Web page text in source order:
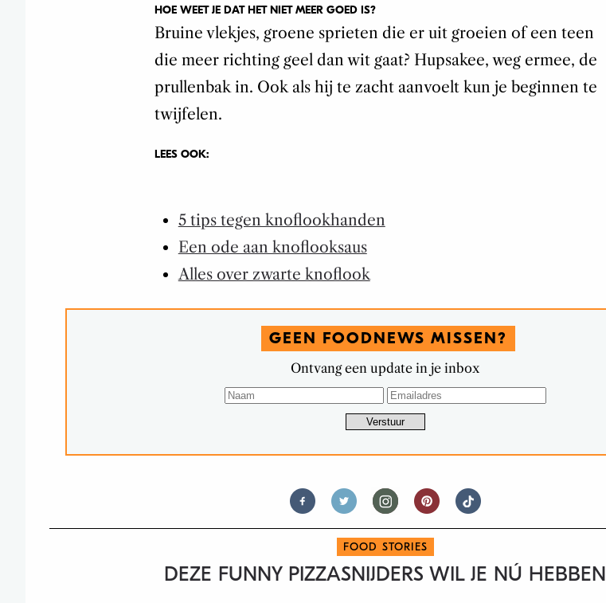
HOE WEET JE DAT HET NIET MEER GOED IS?
Bruine vlekjes, groene sprieten die er uit groeien of een teen
die meer richting geel dan wit gaat? Hupsakee, weg ermee, de
prullenbak in. Ook als hij te zacht aanvoelt kun je beginnen te
twijfelen.
LEES OOK:
5 tips tegen knoflookhanden
Een ode aan knoflooksaus
Alles over zwarte knoflook
GEEN FOODNEWS MISSEN?
Ontvang een update in je inbox
FOOD STORIES
DEZE FUNNY PIZZASNIJDERS WIL JE NÚ HEBBEN